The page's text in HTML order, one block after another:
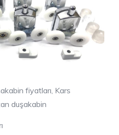
fiyatları, Kars
duşakabin